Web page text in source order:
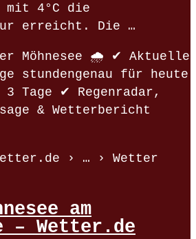
mit 4°C die
erreicht. Die …
Möhnesee 🌧️ ✔ Aktuelle
stundengenau für heute
Tage ✔ Regenradar,
& Wetterbericht
› … › Wetter
am
– Wetter.de